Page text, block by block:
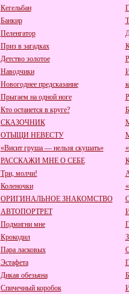
Кегельбан
Банкир
Пеленгатор
Приз в загадках
Детство золотое
Наводчики
Новогоднее предсказание
Прыгаем на одной ноге
Кто останется в круге?
СКАЗОЧНИК
ОТЫЩИ НЕВЕСТУ
«Висит груша — нельзя скушать»
РАССКАЖИ МНЕ О СЕБЕ
Три, молчи!
Коленочки
ОРИГИНАЛЬНОЕ ЗНАКОМСТВО
АВТОПОРТРЕТ
Подмигни мне
Крокодил
Пара ласковых
Эстафета
Дикая обезьяна
Спичечный коробок